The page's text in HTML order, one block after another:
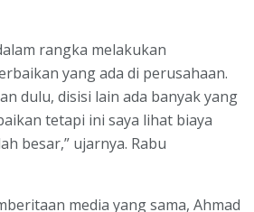
rangka melakukan
yang ada di perusahaan.
dulu, disisi lain ada banyak yang
tetapi ini saya lihat biaya
besar,” ujarnya. Rabu
media yang sama, Ahmad